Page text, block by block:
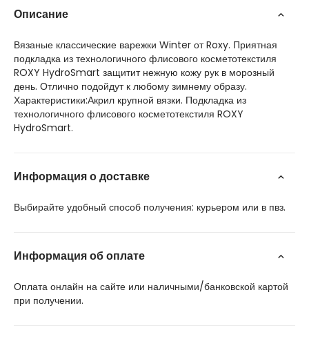
Описание
Вязаные классические варежки Winter от Roxy. Приятная
подкладка из технологичного флисового косметотекстиля
ROXY HydroSmart защитит нежную кожу рук в морозный
день. Отлично подойдут к любому зимнему образу.
Характеристики:Акрил крупной вязки. Подкладка из
технологичного флисового косметотекстиля ROXY
HydroSmart.
Информация о доставке
Выбирайте удобный способ получения: курьером или в пвз.
Информация об оплате
Оплата онлайн на сайте или наличными/банковской картой
при получении.